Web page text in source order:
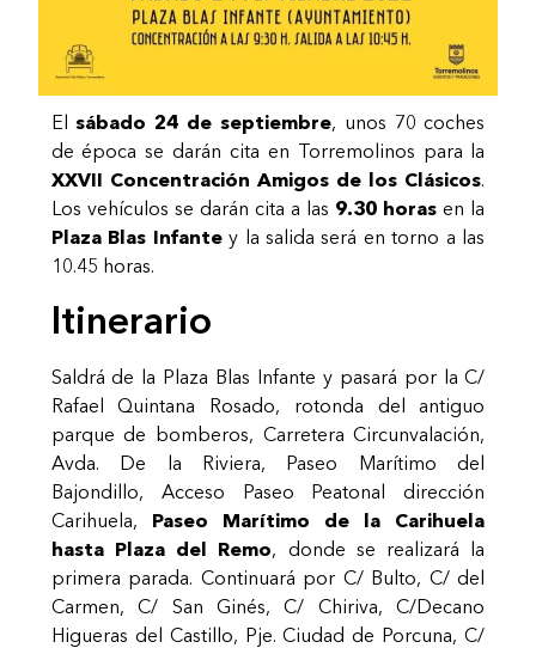
Elsábado 24 de septiembre, unos 70 coches
de época se darán cita en Torremolinos para la
XXVII Concentración Amigos de los Clásicos.
Los vehículos se darán cita a las 9.30 horas en la
Plaza Blas Infantey la salida será en torno a las
10.45 horas.
Itinerario
Saldrá de la Plaza Blas Infante y pasará por la C/
Rafael Quintana Rosado, rotonda del antiguo
parque de bomberos, Carretera Circunvalación,
Avda. De la Riviera, Paseo Marítimo del
Bajondillo, Acceso Paseo Peatonal dirección
Carihuela, Paseo Marítimo de la Carihuela
hasta Plaza del Remo, donde se realizará la
primera parada. Continuará por C/ Bulto, C/ del
Carmen, C/ San Ginés, C/ Chiriva, C/Decano
Higueras del Castillo, Pje. Ciudad de Porcuna, C/